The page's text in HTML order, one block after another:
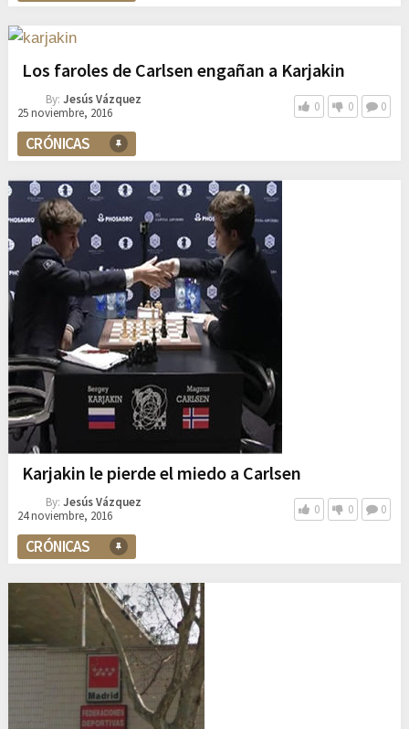
Los faroles de Carlsen engañan a Karjakin
By: Jesús Vázquez
25 noviembre, 2016
0 0 0
CRÓNICAS
Karjakin le pierde el miedo a Carlsen
By: Jesús Vázquez
24 noviembre, 2016
0 0 0
CRÓNICAS